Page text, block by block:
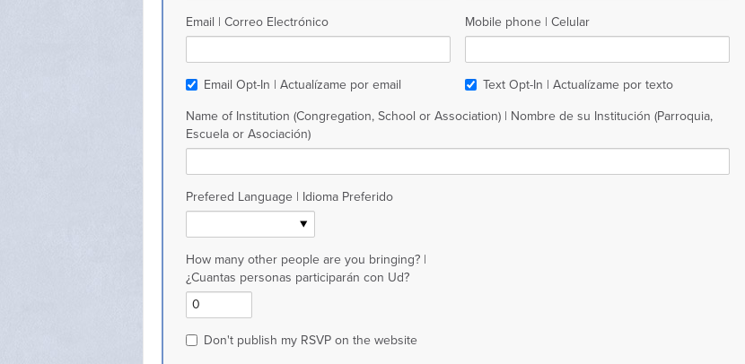
Email | Correo Electrónico Mobile phone | Celular
Email Opt-In | Actualízame por email Text Opt-In | Actualízame por texto
Name of Institution (Congregation, School or Association) | Nombre de su Institución (Parroquia,
Escuela or Asociación)
Prefered Language | Idioma Preferido
How many other people are you bringing? |
¿Cuantas personas participarán con Ud?
Don't publish my RSVP on the website